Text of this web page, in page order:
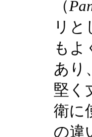
（
リと
もよ
あり
堅く
衛に
の違